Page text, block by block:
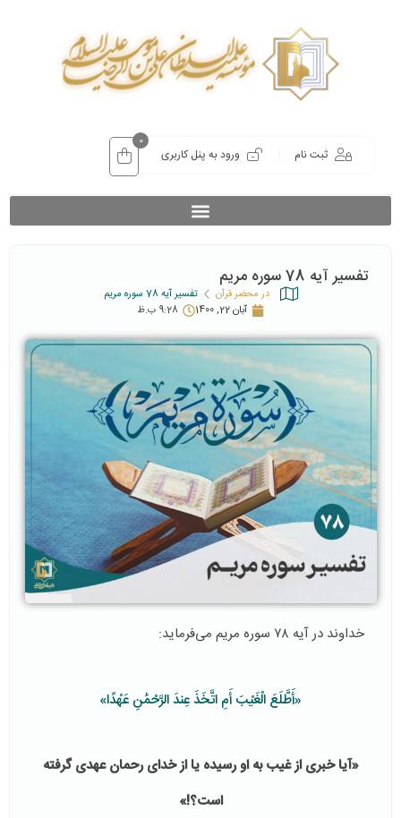
ثبت نام ورود به پنل کاربری
0
تفسیر آیه 78 سوره مریم
در محضر قرآن
تفسیر آیه 78 سوره مریم
آبان 22, 1400
9:28 ب.ظ
خداوند در آیه ۷۸ سوره مریم می‌فرماید:
«أَطَّلَعَ الْغَيْبَ أَمِ اتَّخَذَ عِندَ الرَّحْمَٰنِ عَهْدًا»
«آیا ﺧﺒﺮی از غیب ﺑﻪ او رسیده ﻳﺎ از خدای رحمان عهدی ﮔﺮﻓﺘﻪ
است؟!»